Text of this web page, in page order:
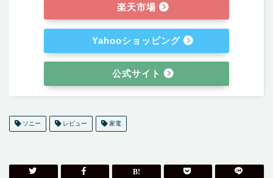
楽天市場
Yahooショッピング
公式サイト
ソニー レビュー 家電